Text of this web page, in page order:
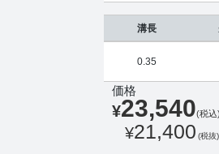
溝長
0.35
価格
¥23,540(税込)
¥21,400 (税抜)